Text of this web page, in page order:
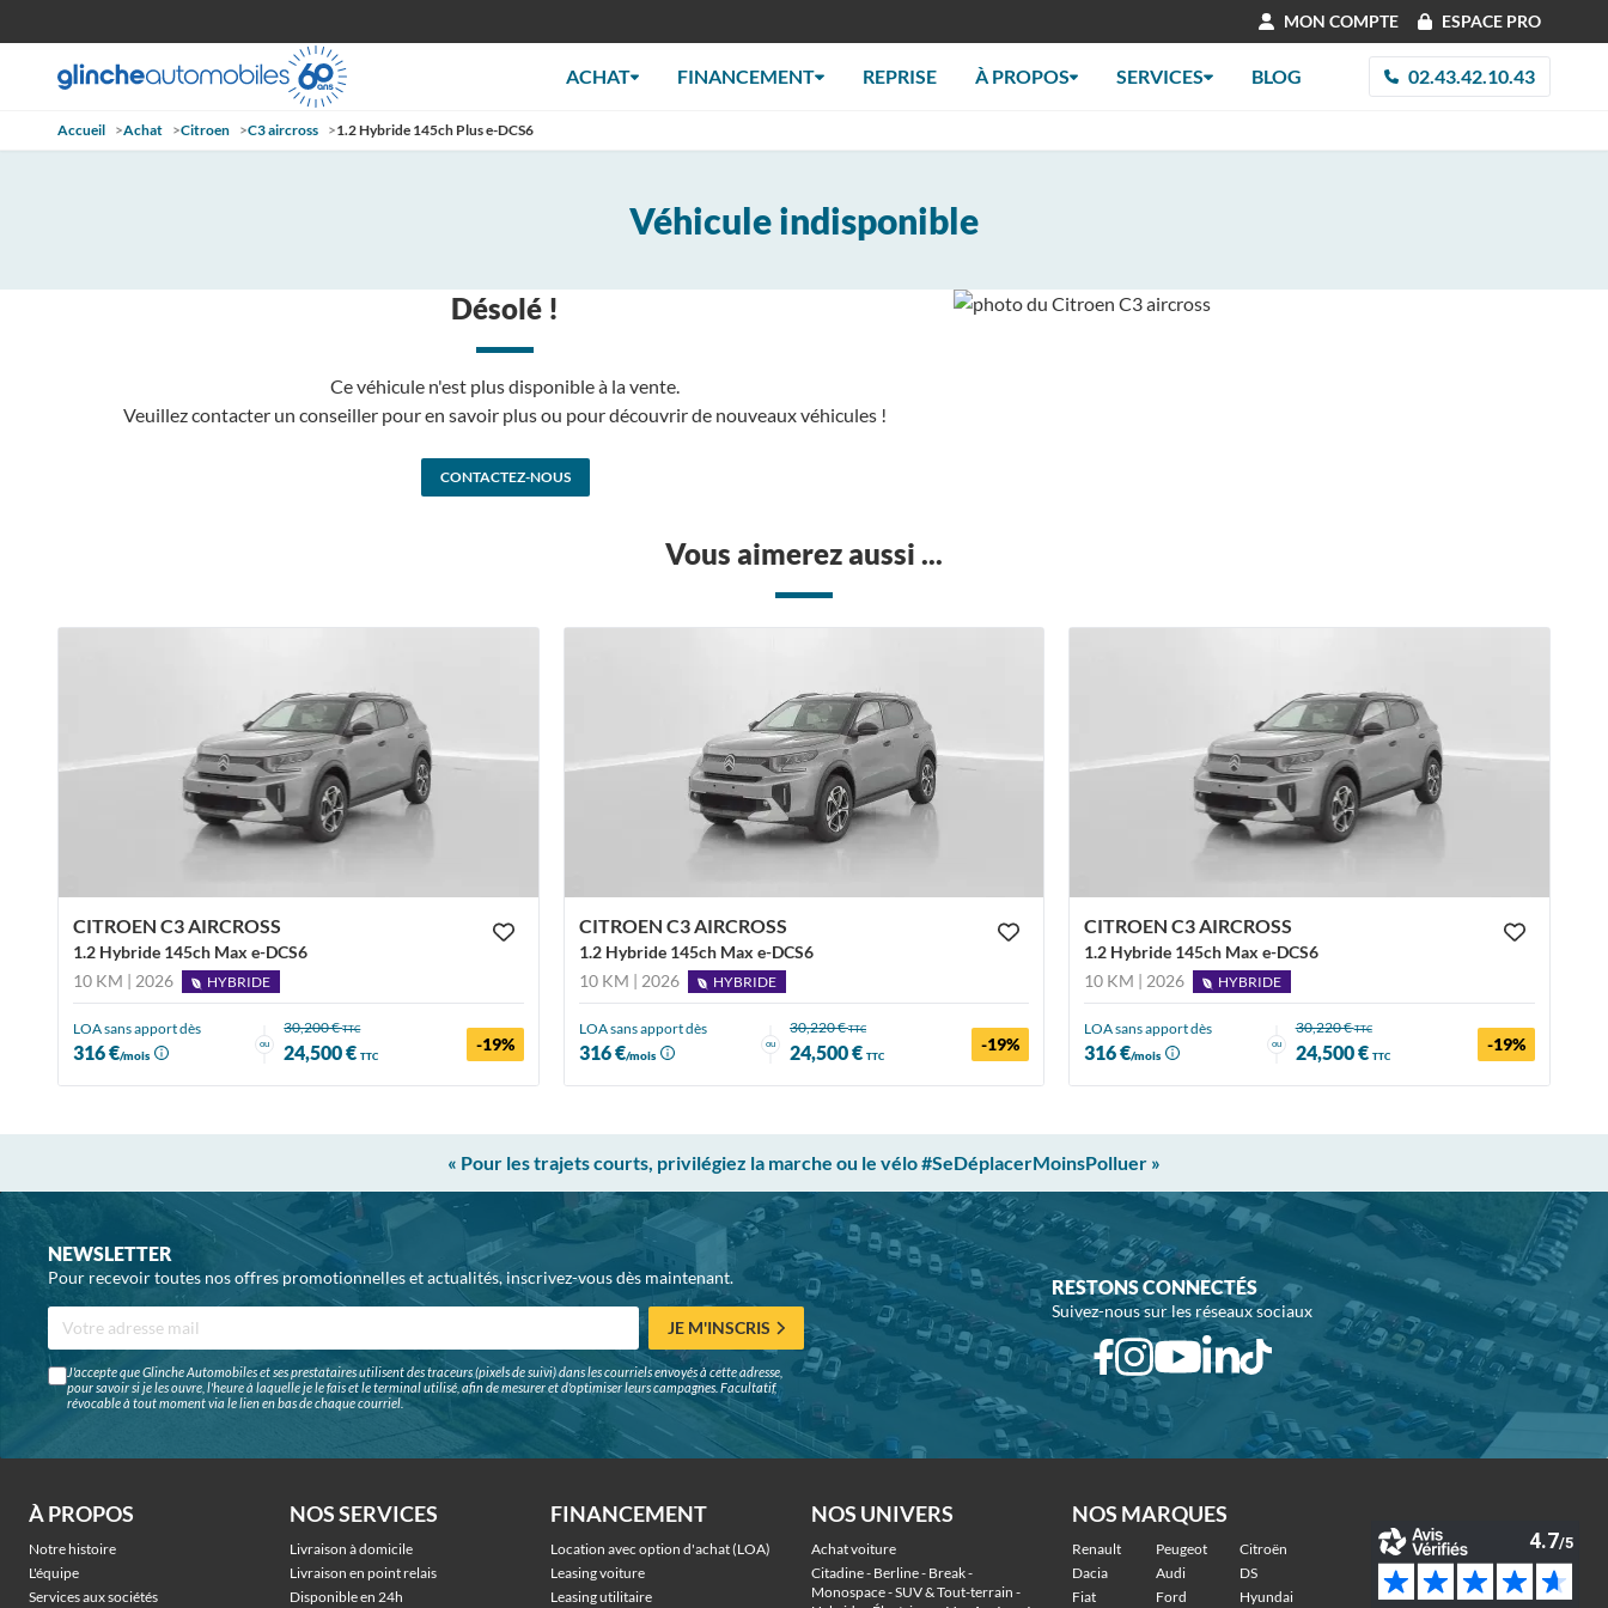
MON COMPTE ESPACE PRO
ACHAT FINANCEMENT REPRISE À PROPOS SERVICES BLOG 02.43.42.10.43
Accueil >Achat >Citroen >C3 aircross >1.2 Hybride 145ch Plus e-DCS6
Véhicule indisponible
Désolé !
Ce véhicule n'est plus disponible à la vente.
Veuillez contacter un conseiller pour en savoir plus ou pour découvrir de nouveaux véhicules !
CONTACTEZ-NOUS
Vous aimerez aussi ...
CITROEN C3 AIRCROSS
1.2 Hybride 145ch Max e-DCS6
10 KM | 2026
HYBRIDE
LOA sans apport dès
316 €/mois
ou
30,200 €TTC
24,500 €TTC
-19%
CITROEN C3 AIRCROSS
1.2 Hybride 145ch Max e-DCS6
10 KM | 2026
HYBRIDE
LOA sans apport dès
316 €/mois
ou
30,220 €TTC
24,500 € TTC
-19%
CITROEN C3 AIRCROSS
1.2 Hybride 145ch Max e-DCS6
10 KM | 2026
HYBRIDE
LOA sans apport dès
316 €/mois
ou
30,220 €TTC
24,500 € TTC
-19%
« Pour les trajets courts, privilégiez la marche ou le vélo #SeDéplacerMoinsPolluer »
NEWSLETTER
Pour recevoir toutes nos offres promotionnelles et actualités, inscrivez-vous dès maintenant.
JE M'INSCRIS
J'accepte que Glinche Automobiles et ses prestataires utilisent des traceurs (pixels de suivi) dans les courriels envoyés à cette adresse,
pour savoir si je les ouvre, l'heure à laquelle je le fais et le terminal utilisé, afin de mesurer et d'optimiser leurs campagnes. Facultatif,
révocable à tout moment via le lien en bas de chaque courriel.
RESTONS CONNECTÉS
Suivez-nous sur les réseaux sociaux
À PROPOS
Notre histoire
L'équipe
Services aux sociétés
NOS SERVICES
Livraison à domicile
Livraison en point relais
Disponible en 24h
FINANCEMENT
Location avec option d'achat (LOA)
Leasing voiture
Leasing utilitaire
NOS UNIVERS
Achat voiture
Citadine - Berline - Break -
Monospace - SUV & Tout-terrain -
NOS MARQUES
Renault Peugeot
Citroën
Dacia
Audi
DS
Fiat
Ford Hyundai